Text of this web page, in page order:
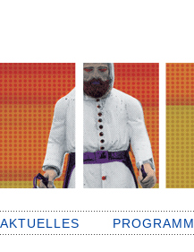
AKTUELLES PROGRAMM